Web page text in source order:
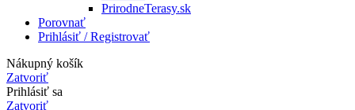
PrirodneTerasy.sk
Porovnať
Prihlásiť / Registrovať
Nákupný košík
Zatvoriť
Prihlásiť sa
Zatvoriť